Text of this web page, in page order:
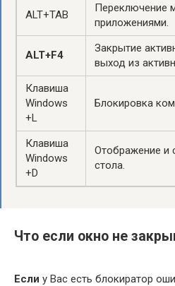
ALT+TAB
Переключение
приложениями.
ALT+F4
Закрытие
выход из
Клавиша
Windows
+L
Блокировка
Клавиша
Windows
+D
Отображение и
стола.
Что если окно не
Если у Вас есть блокиратор